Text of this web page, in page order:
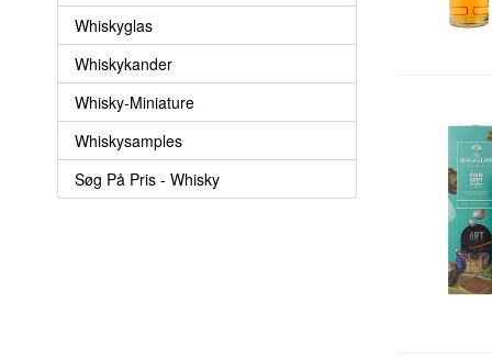
Whiskyglas
Whiskykander
Whisky-Miniature
Whiskysamples
Søg På Pris - Whisky